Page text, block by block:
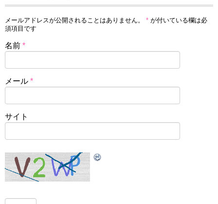
メールアドレスが公開されることはありません。 * が付いている欄は必
須項目です
名前 *
メール *
サイト